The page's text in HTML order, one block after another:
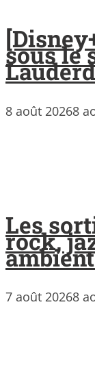
sous le
8 août 20268
Les
rock,
7 août 20268